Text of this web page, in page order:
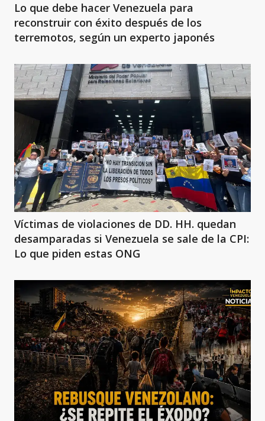
Lo que debe hacer Venezuela para
reconstruir con éxito después de los
terremotos, según un experto japonés
Víctimas de violaciones de DD. HH. quedan
desamparadas si Venezuela se sale de la CPI:
Lo que piden estas ONG